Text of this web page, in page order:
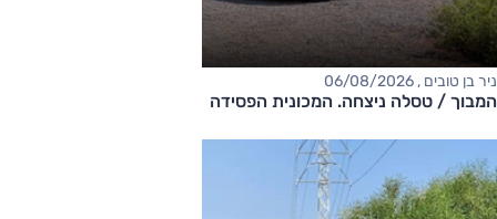
ניר בן טובים , 06/08/2026
המבוך / טסלה ניצחה. המכונית הפסידה